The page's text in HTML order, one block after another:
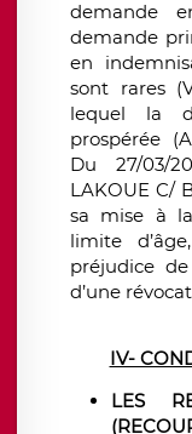
demande
demande
en
sont rares
lequel la
prospérée
Du 27/03/
LAKOUE C/
sa mise à
limite
préjudice de
d’une
IV-
LES